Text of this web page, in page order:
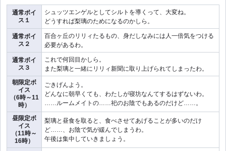
通常ボイ
ス１
シュッツエンゲルとしてシルトを導くって、大変ね。
どうすれば梨璃のためになるのかしら。
通常ボイ
ス２
百合ヶ丘のリリィたるもの、身だしなみには人一倍気をつける
必要があるわ。
通常ボイ
ス３
これで何回目かしら。
また梨璃と一緒にリリィ新聞に取り上げられてしまったわ。
朝限定ボ
イス
（6時～11
時）
ごきげんよう。
どんなに朝早くても、わたしが寝坊なんてするはずないわ。
……ルームメイトの……祀のお陰でもあるのだけど……。
昼限定ボ
イス
（11時～
16時）
梨璃と昼食を取ると、食べさせてあげることが多いのだけ
ど……、お陰で気が緩んでしまうわ。
午後は集中していきましょう。